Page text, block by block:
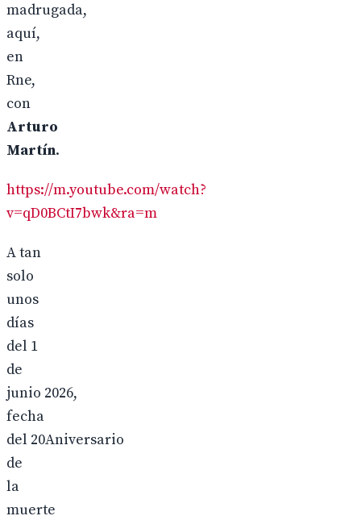
madrugada,
aquí,
en
Rne,
con
Arturo
Martín.
https://m.youtube.com/watch?
v=qD0BCtI7bwk&ra=m
A tan
solo
unos
días
del 1
de
junio 2026,
fecha
del 20Aniversario
de
la
muerte